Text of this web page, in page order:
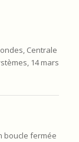
Centrale
14 mars
boucle fermée